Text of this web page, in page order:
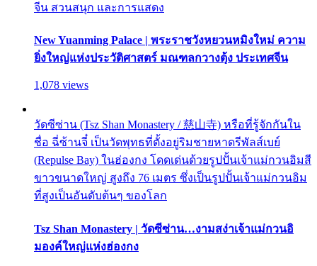
จีน สวนสนุก และการแสดง
New Yuanming Palace | พระราชวังหยวนหมิงใหม่ ความ
ยิ่งใหญ่แห่งประวัติศาสตร์ มณฑลกวางตุ้ง ประเทศจีน
1,078 views
วัดซีซ่าน (Tsz Shan Monastery / 慈山寺) หรือที่รู้จักกันใน
ชื่อ ฉี่ซ้านจี๋ เป็นวัดพุทธที่ตั้งอยู่ริมชายหาดรีพัลส์เบย์
(Repulse Bay) ในฮ่องกง โดดเด่นด้วยรูปปั้นเจ้าแม่กวนอิมสี
ขาวขนาดใหญ่ สูงถึง 76 เมตร ซึ่งเป็นรูปปั้นเจ้าแม่กวนอิม
ที่สูงเป็นอันดับต้นๆ ของโลก
Tsz Shan Monastery | วัดซีซ่าน…งามสง่าเจ้าแม่กวนอิ
มองค์ใหญ่แห่งฮ่องกง